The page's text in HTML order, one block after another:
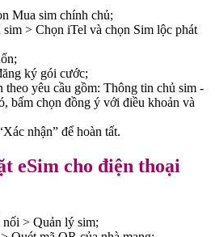
Mua sim chính chủ;
> Chọn iTel và chọn Sim lộc phát
ký gói cước;
theo yêu cầu gồm: Thông tin chủ sim -
bấm chọn đồng ý với điều khoản và
nhận” để hoàn tất.
eSim cho điện thoại
> Quản lý sim;